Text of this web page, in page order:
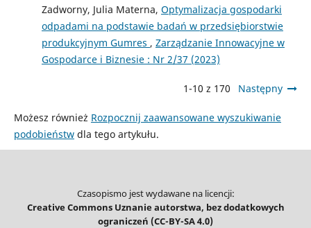
Zadworny, Julia Materna, Optymalizacja gospodarki
odpadami na podstawie badań w przedsiębiorstwie
produkcyjnym Gumres , Zarządzanie Innowacyjne w
Gospodarce i Biznesie : Nr 2/37 (2023)
1-10 z 170 Następny
Możesz również Rozpocznij zaawansowane wyszukiwanie
podobieństwdla tego artykułu.
Czasopismo jest wydawane na licencji:
Creative Commons Uznanie autorstwa, bez dodatkowych
ograniczeń (CC-BY-SA 4.0)